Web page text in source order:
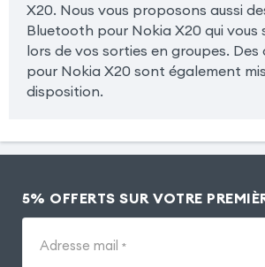
X20. Nous vous proposons aussi
Bluetooth pour Nokia X20 qui vous
lors de vos sorties en groupes. Des
pour Nokia X20 sont également
disposition.
5% OFFERTS SUR VOTRE
Adresse mail *